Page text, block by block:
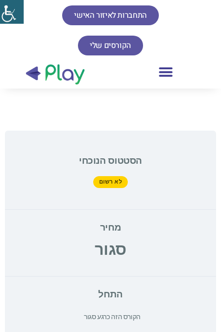
התחברות לאיזור האישי
הקורסים שלי
הסטטוס הנוכחי
לא רשום
מחיר
סגור
התחל
הקורס הזה כרגע סגור